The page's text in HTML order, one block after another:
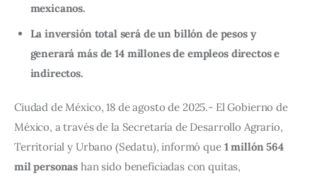
mexicanos.
La inversión total será de un billón de pesos y
generará más de 14 millones de empleos directos e
indirectos.
Ciudad de México, 18 de agosto de 2025.- El Gobierno de
México, a través de la Secretaría de Desarrollo Agrario,
Territorial y Urbano (Sedatu), informó que 1 millón 564
mil personas han sido beneficiadas con quitas,